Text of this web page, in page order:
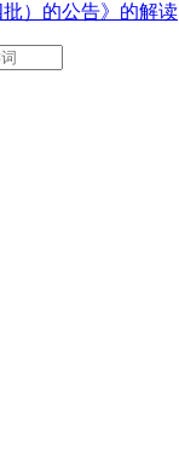
）的公告》的解读